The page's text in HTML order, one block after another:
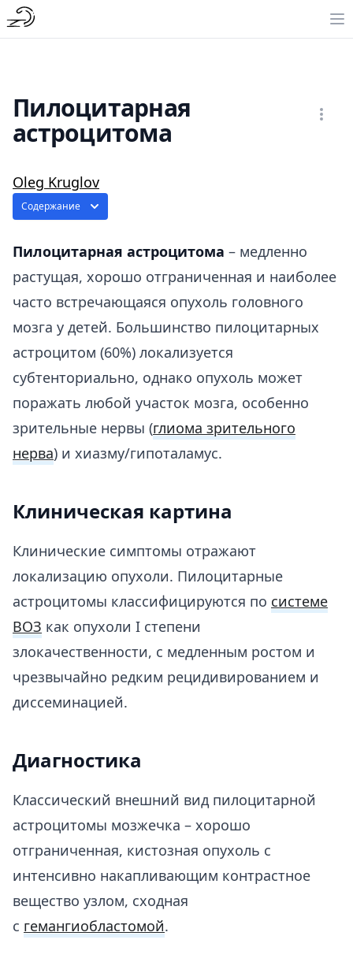
Пилоцитарная
астроцитома
Oleg Kruglov
Содержание
Пилоцитарная астроцитома – медленно
растущая, хорошо отграниченная и наиболее
часто встречающаяся опухоль головного
мозга у детей. Большинство пилоцитарных
астроцитом (60%) локализуется
субтенториально, однако опухоль может
поражать любой участок мозга, особенно
зрительные нервы (глиома зрительного
нерва) и хиазму/гипоталамус.
Клиническая картина
Клинические симптомы отражают
локализацию опухоли. Пилоцитарные
астроцитомы классифицируются по системе
ВОЗ как опухоли I степени
злокачественности, с медленным ростом и
чрезвычайно редким рецидивированием и
диссеминацией.
Диагностика
Классический внешний вид пилоцитарной
астроцитомы мозжечка – хорошо
отграниченная, кистозная опухоль с
интенсивно накапливающим контрастное
вещество узлом, сходная
с гемангиобластомой.